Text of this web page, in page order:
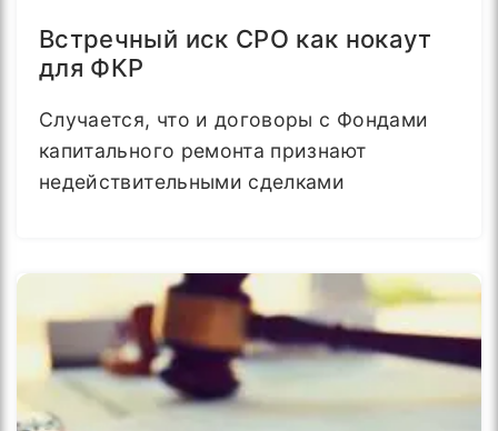
Встречный иск СРО как нокаут
для ФКР
Случается, что и договоры с Фондами
капитального ремонта признают
недействительными сделками